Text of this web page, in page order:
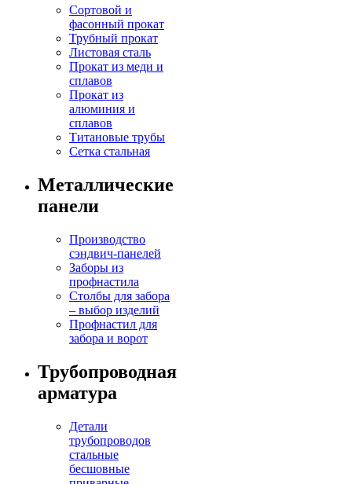
Сортовой и
фасонный прокат
Трубный прокат
Листовая сталь
Прокат из меди и
сплавов
Прокат из
алюминия и
сплавов
Титановые трубы
Сетка стальная
Металлические
панели
Производство
сэндвич-панелей
Заборы из
профнастила
Столбы для забора
– выбор изделий
Профнастил для
забора и ворот
Трубопроводная
арматура
Детали
трубопроводов
стальные
бесшовные